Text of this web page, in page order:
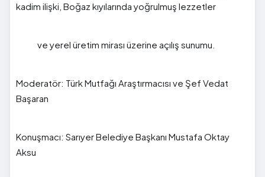
kadim ilişki, Boğaz kıyılarında yoğrulmuş lezzetler
ve yerel üretim mirası üzerine açılış sunumu.
Moderatör: Türk Mutfağı Araştırmacısı ve Şef Vedat
Başaran
Konuşmacı: Sarıyer Belediye Başkanı Mustafa Oktay
Aksu